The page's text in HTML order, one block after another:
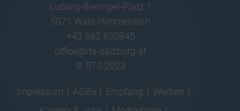
Ludwig-Bieringer-Platz 1
5071 Wals-Himmelreich
+43 662 630945
office@rts-salzburg.at
© RTS 2023
Impressum AGBs Empfang
Werben